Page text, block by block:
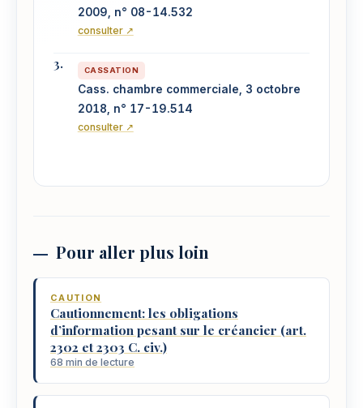
2009, n° 08-14.532
consulter ↗
CASSATION
Cass. chambre commerciale, 3 octobre
2018, n° 17-19.514
consulter ↗
Pour aller plus loin
CAUTION
Cautionnement: les obligations
d’information pesant sur le créancier (art.
2302 et 2303 C. civ.)
68 min de lecture